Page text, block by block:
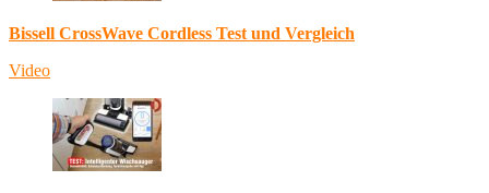
Bissell CrossWave Cordless Test und Vergleich
Video